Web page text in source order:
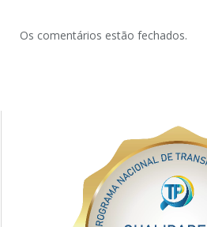
Os comentários estão fechados.